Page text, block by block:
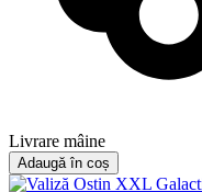
Livrare mâine
Adaugă în coș